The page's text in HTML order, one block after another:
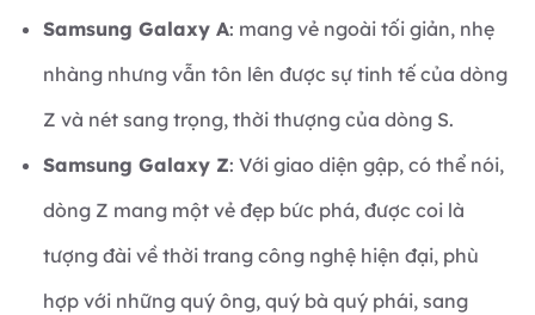
Samsung Galaxy A: mang vẻ ngoài tối giản, nhẹ
nhàng nhưng vẫn tôn lên được sự tinh tế của dòng
Z và nét sang trọng, thời thượng của dòng S.
Samsung Galaxy Z: Với giao diện gập, có thể nói,
dòng Z mang một vẻ đẹp bức phá, được coi là
tượng đài về thời trang công nghệ hiện đại, phù
hợp với những quý ông, quý bà quý phái, sang